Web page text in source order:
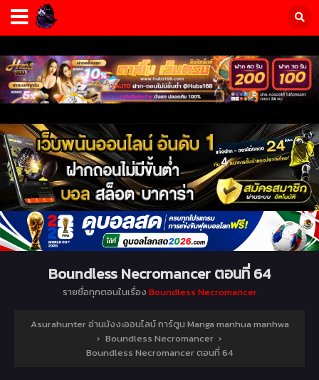
Boundless Necromancer ตอนที่ 64
รายชื่อทุกตอนในเรื่อง Boundless Necromancer
Asurahunter อ่านมังงะออนไลน์ การ์ตูน Manga manhua manhwa
› Boundless Necromancer ›
Boundless Necromancer ตอนที่ 64